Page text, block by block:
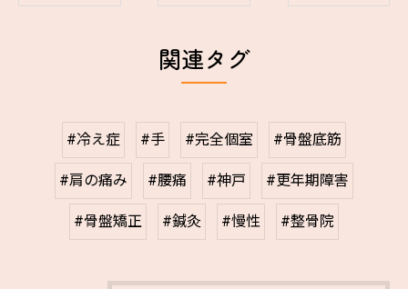
関連タグ
#冷え症 #手 #完全個室 #骨盤底筋
#肩の痛み #腰痛 #神戸 #更年期障害
#骨盤矯正 #鍼灸 #慢性 #整骨院